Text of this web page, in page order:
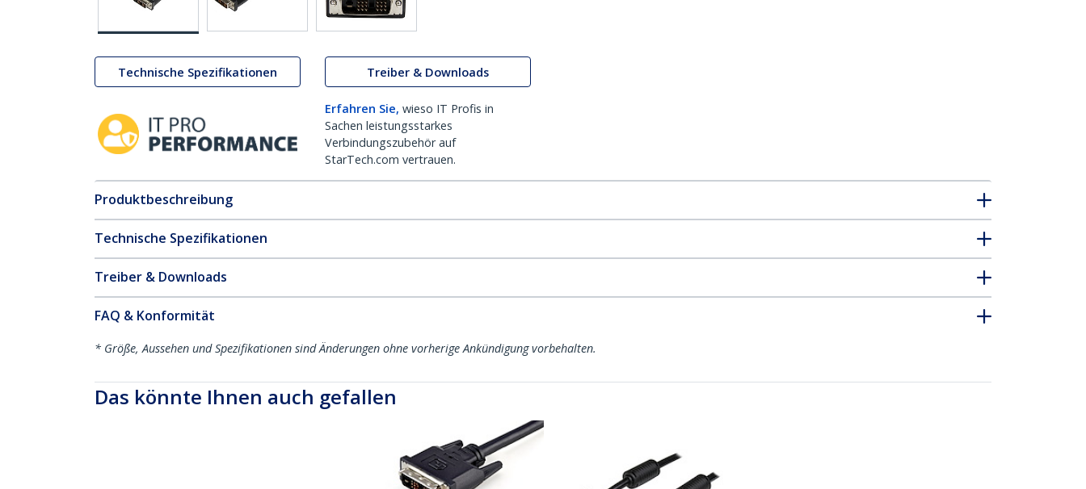
Technische Spezifikationen Treiber & Downloads
Erfahren Sie, wieso IT Profis in
Sachen leistungsstarkes
Verbindungszubehör auf
StarTech.com vertrauen.
Produktbeschreibung
Technische Spezifikationen
Treiber & Downloads
FAQ & Konformität
* Größe, Aussehen und Spezifikationen sind Änderungen ohne vorherige Ankündigung vorbehalten.
Das könnte Ihnen auch gefallen